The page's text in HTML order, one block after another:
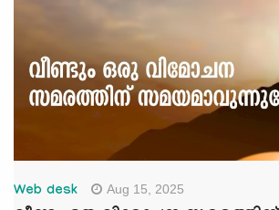
Web desk Aug 15, 2025